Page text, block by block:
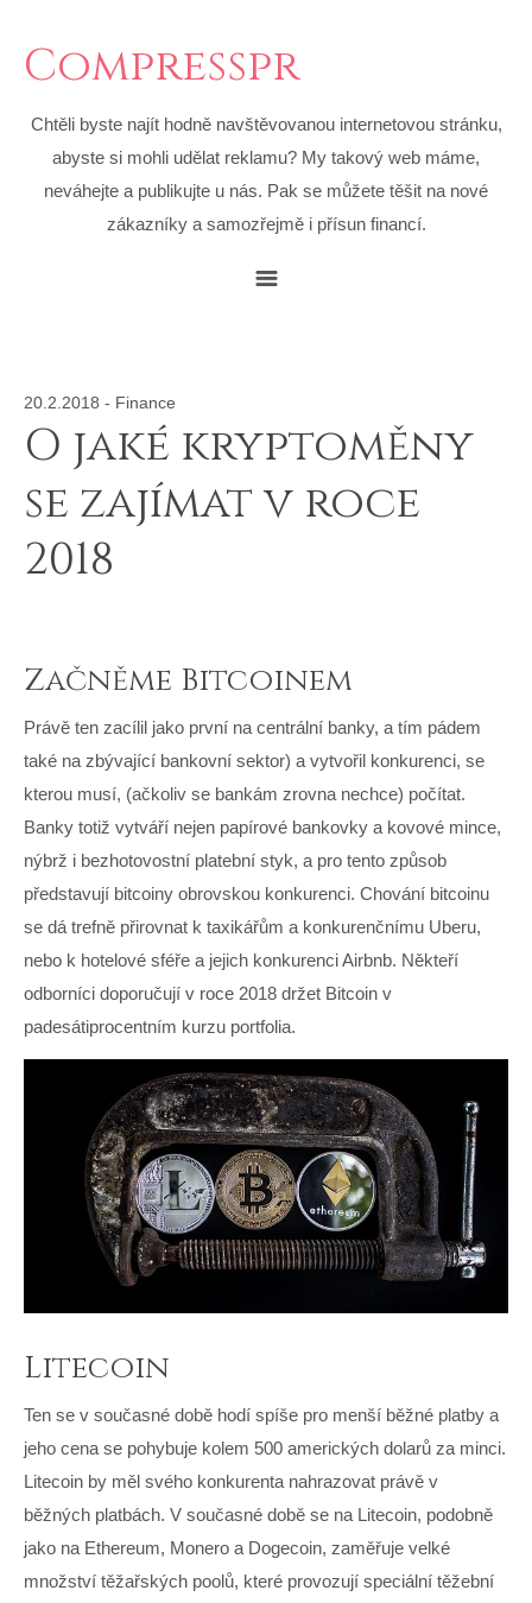
Compresspr
Chtěli byste najít hodně navštěvovanou internetovou stránku,
abyste si mohli udělat reklamu? My takový web máme,
neváhejte a publikujte u nás. Pak se můžete těšit na nové
zákazníky a samozřejmě i přísun financí.
20.2.2018 - Finance
O jaké kryptoměny
se zajímat v roce
2018
Začněme Bitcoinem
Právě ten zacílil jako první na centrální banky, a tím pádem
také na zbývající bankovní sektor) a vytvořil konkurenci, se
kterou musí, (ačkoliv se bankám zrovna nechce) počítat.
Banky totiž vytváří nejen papírové bankovky a kovové mince,
nýbrž i bezhotovostní platební styk, a pro tento způsob
představují bitcoiny obrovskou konkurenci. Chování bitcoinu
se dá trefně přirovnat k taxikářům a konkurenčnímu Uberu,
nebo k hotelové sféře a jejich konkurenci Airbnb. Někteří
odborníci doporučují v roce 2018 držet Bitcoin v
padesátiprocentním kurzu portfolia.
Litecoin
Ten se v současné době hodí spíše pro menší běžné platby a
jeho cena se pohybuje kolem 500 amerických dolarů za minci.
Litecoin by měl svého konkurenta nahrazovat právě v
běžných platbách. V současné době se na Litecoin, podobně
jako na Ethereum, Monero a Dogecoin, zaměřuje velké
množství těžařských poolů, které provozují speciální těžební